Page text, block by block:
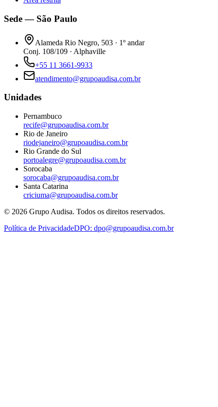
Sede — São Paulo
Alameda Rio Negro, 503 · 1º andar
Conj. 108/109 · Alphaville
+55 11 3661-9933
atendimento@grupoaudisa.com.br
Unidades
Pernambuco
recife@grupoaudisa.com.br
Rio de Janeiro
riodejaneiro@grupoaudisa.com.br
Rio Grande do Sul
portoalegre@grupoaudisa.com.br
Sorocaba
sorocaba@grupoaudisa.com.br
Santa Catarina
criciuma@grupoaudisa.com.br
© 2026 Grupo Audisa. Todos os direitos reservados.
Política de PrivacidadeDPO: dpo@grupoaudisa.com.br